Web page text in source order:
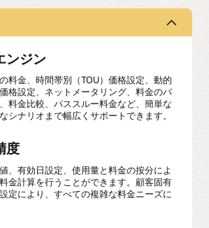
ンジン
料金、時間帯別（TOU）価格設定、動的
格設定、ネットメータリング、料金のバ
料金比較、パススルー料金など、簡単な
シナリオまで幅広くサポートできます。
度
、有効日設定、使用量と料金の按分によ
金計算を行うことができます。顧客固有
定により、すべての複雑な料金ニーズに